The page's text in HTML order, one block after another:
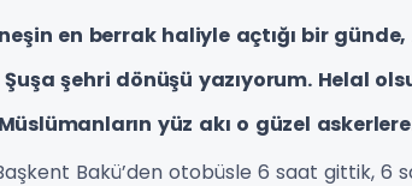
en berrak haliyle açtığı bir
şehri dönüşü yazıyorum. Helal
yüz akı o güzel
Bakü’den otobüsle 6 saat gittik, 6